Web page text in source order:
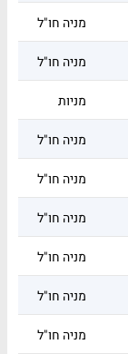
מניה חו"ל
מניה חו"ל
מניות
מניה חו"ל
מניה חו"ל
מניה חו"ל
מניה חו"ל
מניה חו"ל
מניה חו"ל